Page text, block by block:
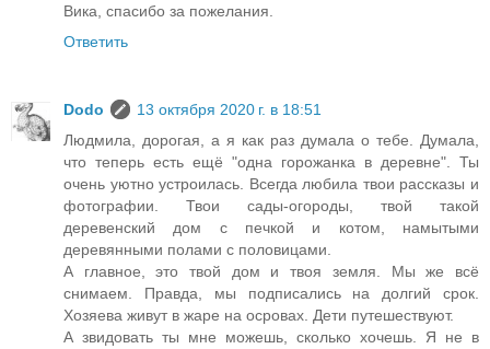
Вика, спасибо за пожелания.
Ответить
Dodo
13 октября 2020 г. в 18:51
Людмила, дорогая, а я как раз думала о тебе. Думала,
что теперь есть ещё "одна горожанка в деревне". Ты
очень уютно устроилась. Всегда любила твои рассказы и
фотографии. Твои сады-огороды, твой такой
деревенский дом с печкой и котом, намытыми
деревянными полами с половицами.
А главное, это твой дом и твоя земля. Мы же всё
снимаем. Правда, мы подписались на долгий срок.
Хозяева живут в жаре на осровах. Дети путешествуют.
А звидовать ты мне можешь, сколько хочешь. Я не в